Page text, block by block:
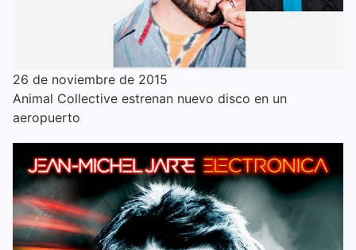
26 de noviembre de 2015
Animal Collective estrenan nuevo disco en un
aeropuerto